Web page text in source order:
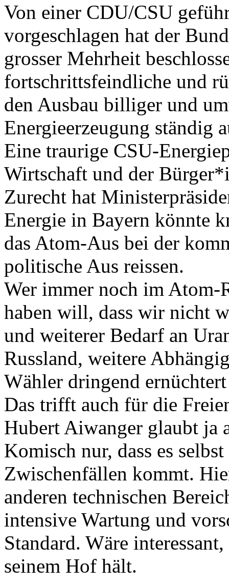
Von einer CDU/CSU
vorgeschlagen hat der
grosser Mehrheit
fortschrittsfeindliche und
den Ausbau billiger und
Energieerzeugung ständig
Eine traurige CSU-
Wirtschaft und der
Zurecht hat
Energie in Bayern könnte
das Atom-Aus bei der
politische Aus reissen.
Wer immer noch im Atom-
haben will, dass wir nicht
und weiterer Bedarf an
Russland, weitere
Wähler dringend
Das trifft auch für die
Hubert Aiwanger glaubt ja
Komisch nur, dass es
Zwischenfällen kommt.
anderen technischen
intensive Wartung und
Standard. Wäre
seinem Hof hält.